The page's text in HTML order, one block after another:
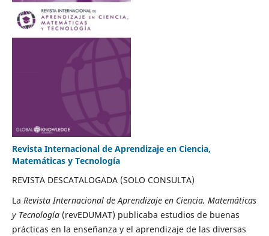
Revista Internacional de Aprendizaje en Ciencia,
Matemáticas y Tecnología
REVISTA DESCATALOGADA (SOLO CONSULTA)
La Revista Internacional de Aprendizaje en Ciencia, Matemáticas
y Tecnología(revEDUMAT) publicaba estudios de buenas
prácticas en la enseñanza y el aprendizaje de las diversas